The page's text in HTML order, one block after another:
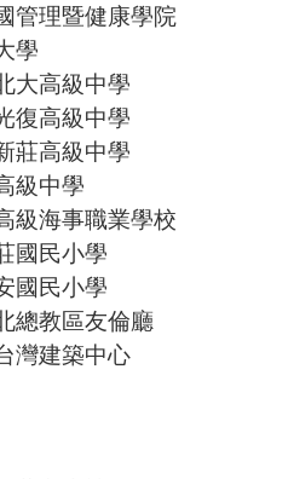
管理暨健康學院
學
大高級中學
復高級中學
莊高級中學
級中學
級海事職業學校
國民小學
國民小學
總教區友倫廳
灣建築中心